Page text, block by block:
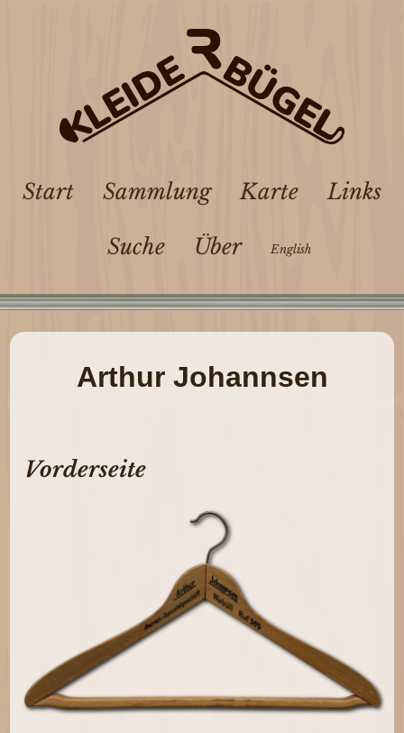
Start Sammlung Karte Links
Suche Über English
Arthur Johannsen
Vorderseite